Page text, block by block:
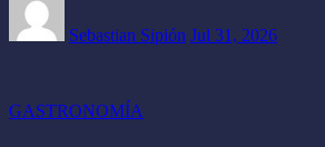
Sebastian Sipión Jul 31, 2026
GASTRONOMÍA